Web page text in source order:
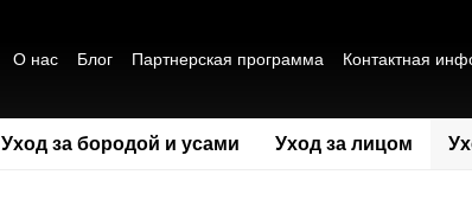
О нас Блог Партнерская программа Контактная
Уход за бородой и усами Уход за лицом